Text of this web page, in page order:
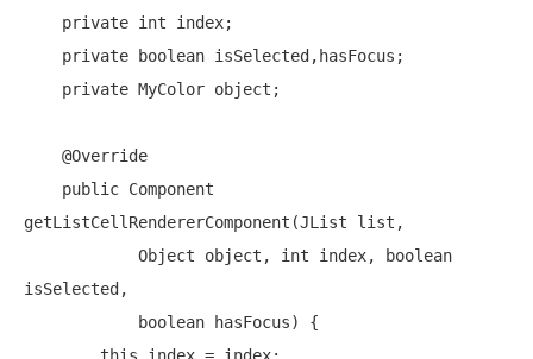
private int index;
private
boolean isSelected,hasFocus;
private MyColor object;
public Component
getListCellRendererComponent(JList list,
            Object object,
int index,
boolean
isSelected,
boolean hasFocus) {